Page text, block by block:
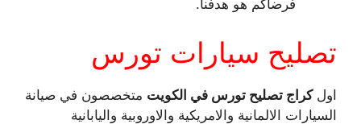
فرضاكم هو هدفنا.
تصليح سيارات تورس
اولكراج تصليح تورس في الكويت متخصصون في صيانة
السيارات الالمانية والامريكية والاوروبية واليابانية